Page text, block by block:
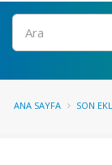
Ara
ANA SAYFA SON